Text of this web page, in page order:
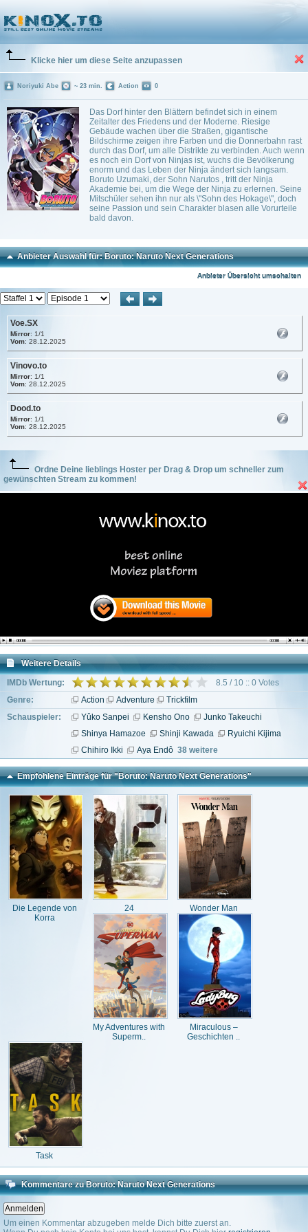
Klicke hier um diese Seite anzupassen
Das Dorf hinter den Blättern befindet sich in einem
Zeitalter des Friedens und der Moderne. Riesige
Gebäude wachen über die Straßen, gigantische
Bildschirme zeigen ihre Farben und die Donnerbahn rast
durch das Dorf, um alle Distrikte zu verbinden. Auch wenn
es noch ein Dorf von Ninjas ist, wuchs die Bevölkerung
enorm und das Leben der Ninja ändert sich langsam.
Boruto Uzumaki, der Sohn Narutos , tritt der Ninja
Akademie bei, um die Wege der Ninja zu erlernen. Seine
Mitschüler sehen ihn nur als \"Sohn des Hokage\", doch
seine Passion und sein Charakter blasen alle Vorurteile
bald davon.
Noriyuki Abe ~ 23 min. Action 0
Anbieter Auswahl für: Boruto: Naruto Next Generations
Anbieter Übersicht umschalten
Voe.SX
Mirror: 1/1
Vom: 28.12.2025
Vinovo.to
Mirror: 1/1
Vom: 28.12.2025
Dood.to
Mirror: 1/1
Vom: 28.12.2025
Ordne Deine lieblings Hoster per Drag & Drop um schneller zum
gewünschten Stream zu kommen!
Weitere Details
IMDb Wertung:
8.5 / 10 :: 0 Votes
Genre:
Action Adventure
Trickfilm
Schauspieler:
Yûko Sanpei Kensho Ono
Junko Takeuchi
Shinya Hamazoe
Shinji Kawada
Ryuichi Kijima
Chihiro Ikki
Aya Endô 38 weitere
Empfohlene Einträge für "Boruto: Naruto Next Generations"
Die Legende von
Korra
24 Wonder Man
My Adventures with
Superm..
Miraculous –
Geschichten ..
Task
Kommentare zu Boruto: Naruto Next Generations
Um einen Kommentar abzugeben melde Dich bitte zuerst an.